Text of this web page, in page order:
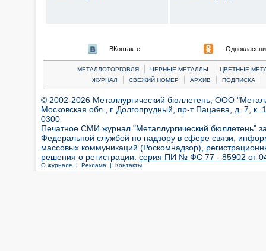
ВКонтакте
МЕТАЛЛОТОРГОВЛЯ | ЧЕРНЫЕ МЕТАЛЛЫ |
ЦВЕТНЫЕ
ЖУРНАЛ
| СВЕЖИЙ НОМЕР | АРХИВ | ПОДПИСКА |
© 2002-2026 Металлургический бюллетень, ООО
Московская обл., г. Долгопрудный, пр-т Пацаева, д. 7,
0300
Печатное СМИ журнал "Металлургический бюллетень"
Федеральной службой по надзору в сфере связи,
массовых коммуникаций (Роскомнадзор),
решения о регистрации: серия ПИ № ФС 77 - 85902 от 04
О журнале | Реклама | Контакты